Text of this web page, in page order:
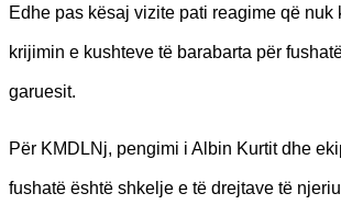
Edhe pas kësaj vizite pati reagime që nuk
krijimin e kushteve të barabarta për
garuesit.
Për KMDLNj, pengimi i Albin Kurtit dhe
fushatë është shkelje e të drejtave të